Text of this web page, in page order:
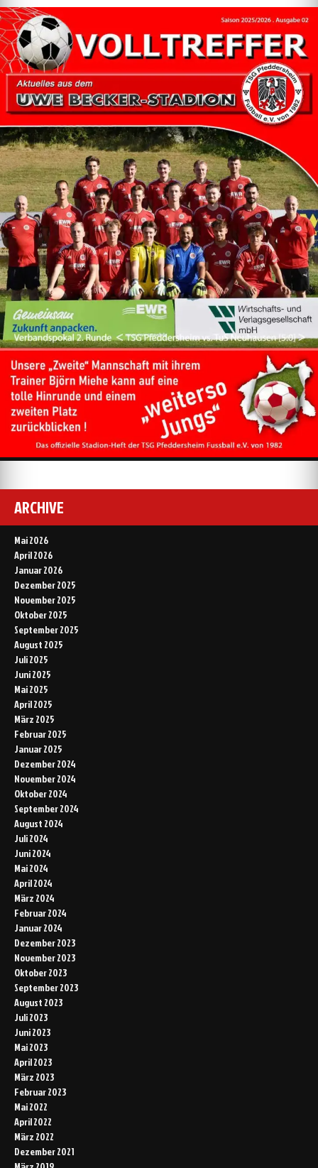
ARCHIVE
Mai 2026
April 2026
Januar 2026
Dezember 2025
November 2025
Oktober 2025
September 2025
August 2025
Juli 2025
Juni 2025
Mai 2025
April 2025
März 2025
Februar 2025
Januar 2025
Dezember 2024
November 2024
Oktober 2024
September 2024
August 2024
Juli 2024
Juni 2024
Mai 2024
April 2024
März 2024
Februar 2024
Januar 2024
Dezember 2023
November 2023
Oktober 2023
September 2023
August 2023
Juli 2023
Juni 2023
Mai 2023
April 2023
März 2023
Februar 2023
Mai 2022
April 2022
März 2022
Dezember 2021